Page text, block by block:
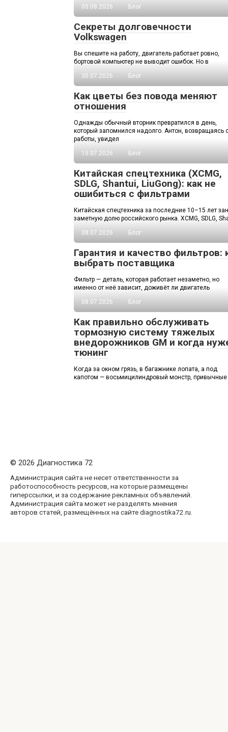
05.08.2026 Блог
Секреты долговечности
Volkswagen
Вы спешите на работу, двигатель работает ровно,
бортовой компьютер не выводит ошибок. Но в
30.07.2026
Блог
Как цветы без повода меняют
отношения
Однажды обычный вторник превратился в день,
который запомнился надолго. Антон, возвращаясь
работы, увидел
15.07.2026
Блог
Китайская спецтехника (XCMG,
SDLG, Shantui, LiuGong): как не
ошибиться с фильтрами
Китайская спецтехника за последние 10–15 лет
заметную долю российского рынка. XCMG, SDLG,
08.07.2026
Блог
Гарантия и качество фильтров:
выбрать поставщика
Фильтр — деталь, которая работает незаметно, но
именно от неё зависит, доживёт ли двигатель
08.07.2026
Блог
Как правильно обслуживать
тормозную систему тяжелых
внедорожников GM и когда
тюнинг
Когда за окном грязь, в багажнике лопата, а под
капотом — восьмицилиндровый монстр, привычные
© 2026 Диагностика 72
Администрация сайта не несет ответственности за
работоспособность ресурсов, на которые размещены
гиперссылки, и за содержание рекламных объявлений.
Администрация сайта может не разделять мнения
авторов статей, размещённых на сайте diagnostika72.ru.